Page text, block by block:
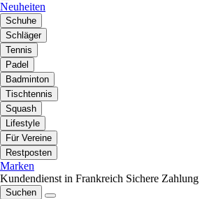
Neuheiten
Schuhe
Schläger
Tennis
Padel
Badminton
Tischtennis
Squash
Lifestyle
Für Vereine
Restposten
Marken
Kundendienst in Frankreich Sichere Zahlung
Suchen